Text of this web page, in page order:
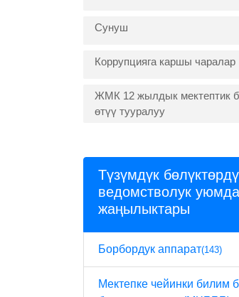
Сунуш
Коррупцияга каршы чаралар
ЖМК 12 жылдык мектептик
өтүү тууралуу
Түзүмдүк
ведомстволук
жаңылыктары
Борбордук аппарат(143)
Мектепке чейинки билим